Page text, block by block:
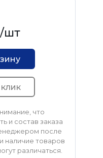
/шт
клик
что
и состав заказа
после
наличие товаров
различаться.